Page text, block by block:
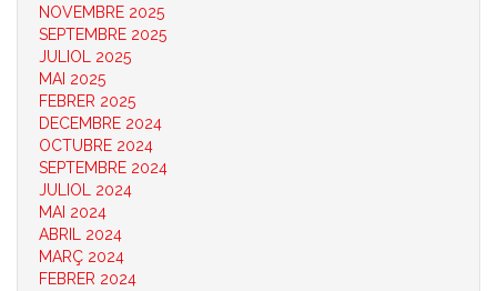
NOVEMBRE 2025
SEPTEMBRE 2025
JULIOL 2025
MAI 2025
FEBRER 2025
DECEMBRE 2024
OCTUBRE 2024
SEPTEMBRE 2024
JULIOL 2024
MAI 2024
ABRIL 2024
MARÇ 2024
FEBRER 2024